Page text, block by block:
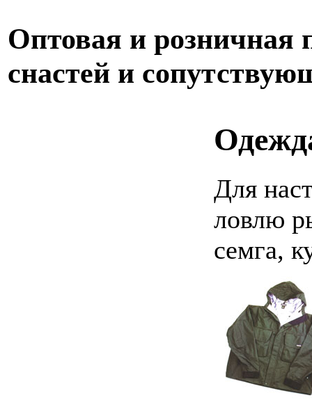
Оптовая и розничная
снастей и
Для
ловлю
семга,